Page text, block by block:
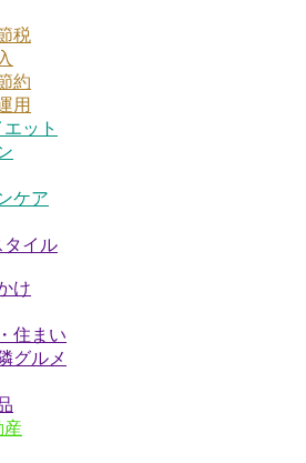
税
約
用
ット
ケア
タイル
け
住まい
グルメ
産